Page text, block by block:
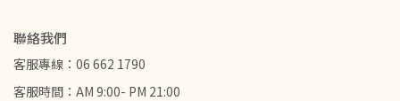
聯絡我們
客服專線：06 662 1790
客服時間：AM 9:00- PM 21:00